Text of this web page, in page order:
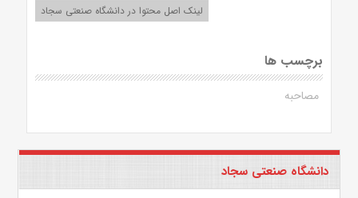
لینک اصل محتوا در دانشگاه صنعتی سجاد
برچسب ها
مصاحبه
دانشگاه صنعتی سجاد